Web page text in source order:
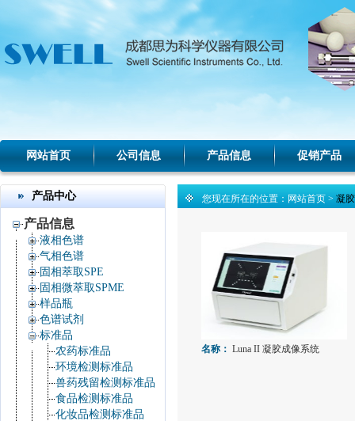
网站首页 公司信息 产品信息 促销产品
产品中心
产品信息
液相色谱
气相色谱
固相萃取SPE
固相微萃取SPME
样品瓶
色谱试剂
标准品
农药标准品
环境检测标准品
兽药残留检测标准品
食品检测标准品
化妆品检测标准品
您现在所在的位置： 网站首页 > 凝
名称： Luna II 凝胶成像系统